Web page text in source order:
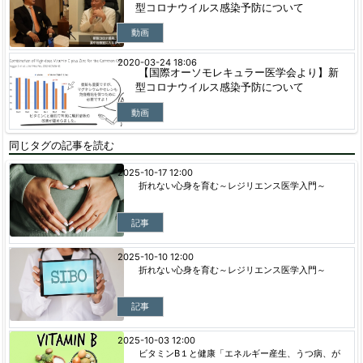
型コロナウイルス感染予防について
動画
【国際オーソモレキュラー医学会より】新
型コロナウイルス感染予防について
動画
2020-03-24 18:06
同じタグの記事を読む
折れない心身を育む～レジリエンス医学入門～
記事
2025-10-17 12:00
折れない心身を育む～レジリエンス医学入門～
記事
2025-10-10 12:00
ビタミンB１と健康「エネルギー産生、うつ病、が
2025-10-03 12:00